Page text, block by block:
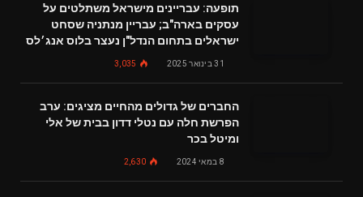
תופעה: עבריינים מישראל משתלטים על
עסקים בארה"ב; עבריין מנתניה שסחט
ישראלים בתחום הנדל"ן נעצר בלוס אנג׳לס
31 בינואר 2025 3,035
החברים של גדולים מהחיים מציגים: ערב
הפרשת חלה עם נטלי דדון בבית של אלי
ומיטל בכר
8 במאי 2024 2,630